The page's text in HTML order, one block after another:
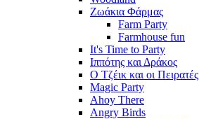
Ζωάκια Φάρμας
Farm Party
Farmhouse fun
It's Time to Party
Ιππότης και Δράκος
Ο Τζέικ και οι Πειρατές
Magic Party
Ahoy There
Angry Birds